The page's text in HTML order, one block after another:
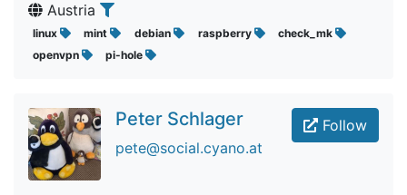
Austria
linux mint debian raspberry
check_mk
openvpn
pi-hole
Follow
Peter Schlager
pete@social.cyano.at